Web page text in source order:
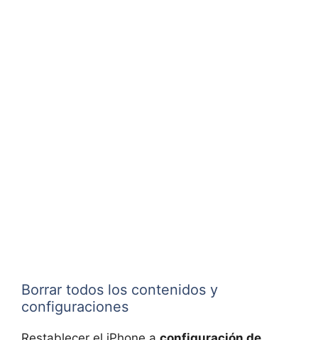
Borrar todos los contenidos y
configuraciones